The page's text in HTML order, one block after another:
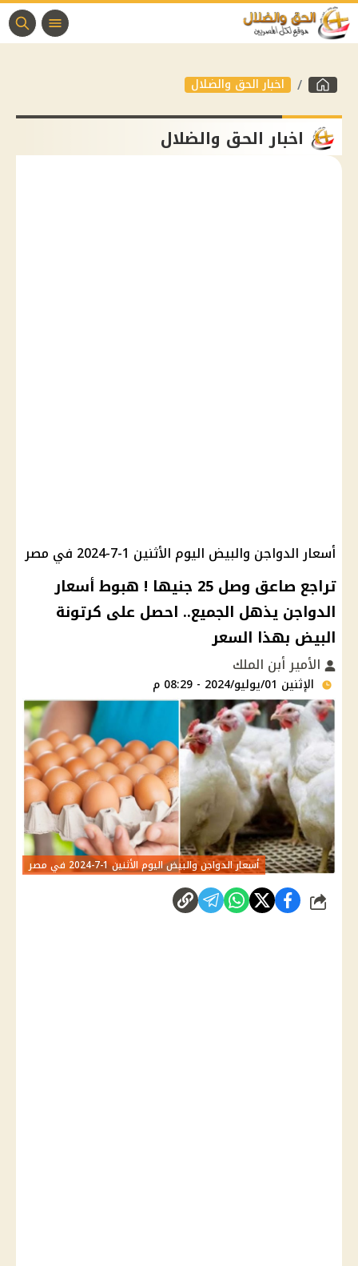
اخبار الحق والضلال
اخبار الحق والضلال
أسعار الدواجن والبيض اليوم الأثنين 1-7-2024 في مصر
تراجع صاعق وصل 25 جنيها ! هبوط أسعار
الدواجن يذهل الجميع.. احصل على كرتونة
البيض بهذا السعر
الأمير أبن الملك
الإثنين 01/يوليو/2024 - 08:29 م
أسعار الدواجن والبيض اليوم الأثنين 1-7-2024 في مصر
شارك